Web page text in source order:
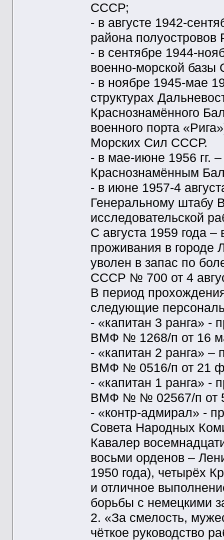
СССР;
- в августе 1942-
района
- в сентябре 1944-
военно-морской базы
- в ноябре 1945-мае
структурах
Краснознамённого
военного порта
Морских Сил СССР.
- в мае-июне 1956 гг.
Краснознамённым
- в июне 1957-4
Генеральному
исследовательской
С августа 1959 года
проживания в городе
уволен в запас по
СССР № 700 от 4
В период
следующие
- «капитан 3 ранга» -
ВМФ № 1268/п от 16
- «капитан 2 ранга» –
ВМФ № 0516/п от 21
- «капитан 1 ранга» -
ВМФ № № 02567/п от 5
- «контр-адмирал» -
Совета Народных
Кавалер
восьми орденов –
1950 года), четырёх
и отличное
борьбы с немецкими
2. «За смелость,
чёткое руководство